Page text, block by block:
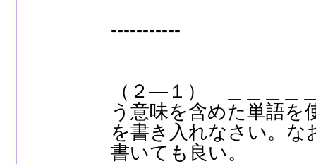
-----------
（２―１） ＿＿＿＿
う意味を含めた単語を
を書き入れなさい。な
書いても良い。